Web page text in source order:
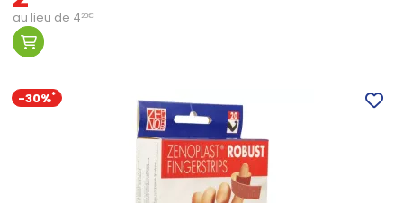
au lieu de 420€
-30%*